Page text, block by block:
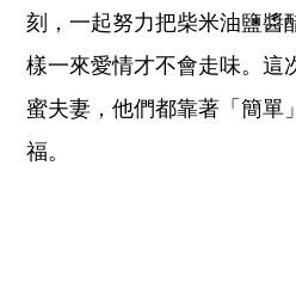
刻，一起努力把柴米油鹽醬
樣一來愛情才不會走味。這
蜜夫妻，他們都靠著「簡單
福。